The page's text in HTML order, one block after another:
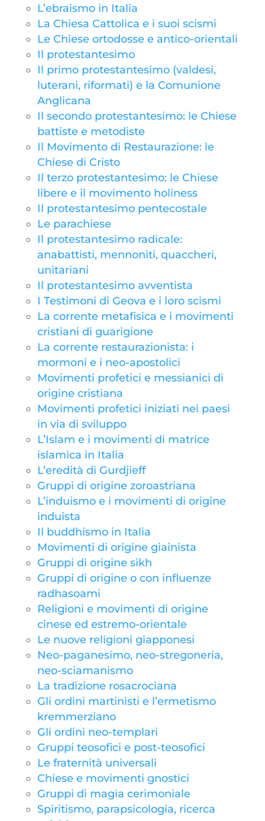
L’ebraismo in Italia
La Chiesa Cattolica e i suoi scismi
Le Chiese ortodosse e antico-orientali
Il protestantesimo
Il primo protestantesimo (valdesi,
luterani, riformati) e la Comunione
Anglicana
Il secondo protestantesimo: le Chiese
battiste e metodiste
Il Movimento di Restaurazione: le
Chiese di Cristo
Il terzo protestantesimo: le Chiese
libere e il movimento holiness
Il protestantesimo pentecostale
Le parachiese
Il protestantesimo radicale:
anabattisti, mennoniti, quaccheri,
unitariani
Il protestantesimo avventista
I Testimoni di Geova e i loro scismi
La corrente metafisica e i movimenti
cristiani di guarigione
La corrente restaurazionista: i
mormoni e i neo-apostolici
Movimenti profetici e messianici di
origine cristiana
Movimenti profetici iniziati nei paesi
in via di sviluppo
L’Islam e i movimenti di matrice
islamica in Italia
L’eredità di Gurdjieff
Gruppi di origine zoroastriana
L’induismo e i movimenti di origine
induista
Il buddhismo in Italia
Movimenti di origine giainista
Gruppi di origine sikh
Gruppi di origine o con influenze
radhasoami
Religioni e movimenti di origine
cinese ed estremo-orientale
Le nuove religioni giapponesi
Neo-paganesimo, neo-stregoneria,
neo-sciamanismo
La tradizione rosacrociana
Gli ordini martinisti e l’ermetismo
kremmerziano
Gli ordini neo-templari
Gruppi teosofici e post-teosofici
Le fraternità universali
Chiese e movimenti gnostici
Gruppi di magia cerimoniale
Spiritismo, parapsicologia, ricerca